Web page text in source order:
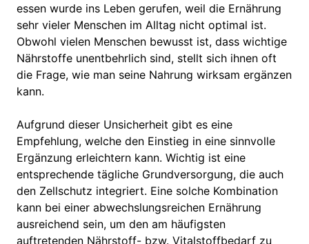
essen wurde ins Leben gerufen, weil die Ernährung
sehr vieler Menschen im Alltag nicht optimal ist.
Obwohl vielen Menschen bewusst ist, dass wichtige
Nährstoffe unentbehrlich sind, stellt sich ihnen oft
die Frage, wie man seine Nahrung wirksam ergänzen
kann.
Aufgrund dieser Unsicherheit gibt es eine
Empfehlung, welche den Einstieg in eine sinnvolle
Ergänzung erleichtern kann. Wichtig ist eine
entsprechende tägliche Grundversorgung, die auch
den Zellschutz integriert. Eine solche Kombination
kann bei einer abwechslungsreichen Ernährung
ausreichend sein, um den am häufigsten
auftretenden Nährstoff- bzw. Vitalstoffbedarf zu